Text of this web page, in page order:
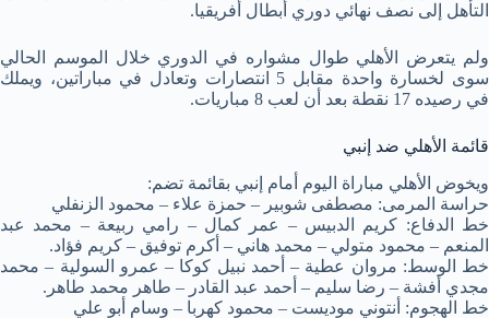
التأهل إلى نصف نهائي دوري أبطال أفريقيا.
ولم يتعرض الأهلي طوال مشواره في الدوري خلال الموسم الحالي
سوى لخسارة واحدة مقابل 5 انتصارات وتعادل في مباراتين، ويملك
في رصيده 17 نقطة بعد أن لعب 8 مباريات.
قائمة الأهلي ضد إنبي
ويخوض الأهلي مباراة اليوم أمام إنبي بقائمة تضم:
حراسة المرمى: مصطفى شوبير – حمزة علاء – محمود الزنفلي
خط الدفاع: كريم الدبيس – عمر كمال – رامي ربيعة – محمد عبد
المنعم – محمود متولي – محمد هاني – أكرم توفيق – كريم فؤاد.
خط الوسط: مروان عطية – أحمد نبيل كوكا – عمرو السولية – محمد
مجدي أفشة – رضا سليم – أحمد عبد القادر – طاهر محمد طاهر.
خط الهجوم: أنتوني موديست – محمود كهربا – وسام أبو علي